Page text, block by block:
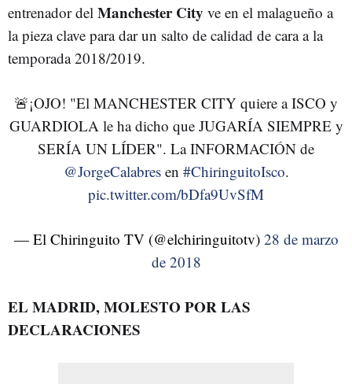
entrenador del Manchester City ve en el malagueño a
la pieza clave para dar un salto de calidad de cara a la
temporada 2018/2019.
🚨¡OJO! "El MANCHESTER CITY quiere a ISCO y
GUARDIOLA le ha dicho que JUGARÍA SIEMPRE y
SERÍA UN LÍDER". La INFORMACIÓN de
@JorgeCalabresen #ChiringuitoIsco.
pic.twitter.com/bDfa9UvSfM
— El Chiringuito TV (@elchiringuitotv) 28 de marzo
de 2018
EL MADRID, MOLESTO POR LAS
DECLARACIONES